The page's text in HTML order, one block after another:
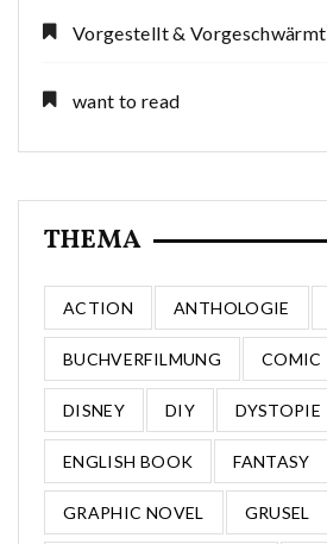
Vorgestellt & Vorgeschwärmt
want to read
THEMA
ACTION ANTHOLOGIE
BUCHVERFILMUNG COMIC
DISNEY DIY DYSTOPIE
ENGLISH BOOK FANTASY
GRAPHIC NOVEL GRUSEL